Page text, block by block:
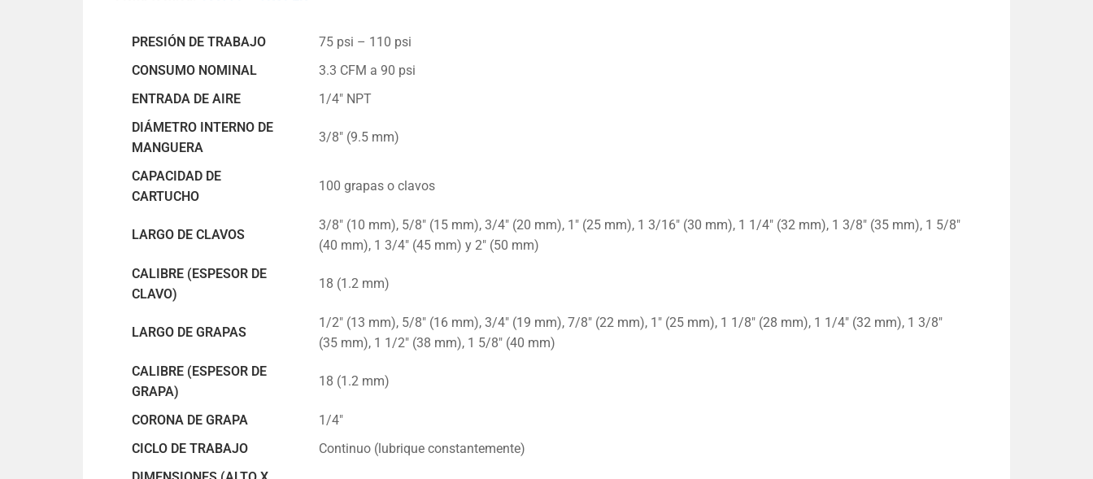
PRESIÓN DE TRABAJO
75 psi – 110 psi
CONSUMO NOMINAL
3.3 CFM a 90 psi
ENTRADA DE AIRE
1/4″ NPT
DIÁMETRO INTERNO DE
MANGUERA
3/8″ (9.5 mm)
CAPACIDAD DE
CARTUCHO
100 grapas o clavos
LARGO DE CLAVOS
3/8″ (10 mm), 5/8″ (15 mm), 3/4″ (20 mm), 1″ (25 mm), 1 3/16″ (30 mm), 1 1/4″ (32 mm), 1 3/8″ (35 mm), 1 5/8″
(40 mm), 1 3/4″ (45 mm) y 2″ (50 mm)
CALIBRE (ESPESOR DE
CLAVO)
18 (1.2 mm)
LARGO DE GRAPAS
1/2″ (13 mm), 5/8″ (16 mm), 3/4″ (19 mm), 7/8″ (22 mm), 1″ (25 mm), 1 1/8″ (28 mm), 1 1/4″ (32 mm), 1 3/8″
(35 mm), 1 1/2″ (38 mm), 1 5/8″ (40 mm)
CALIBRE (ESPESOR DE
GRAPA)
18 (1.2 mm)
CORONA DE GRAPA
1/4″
CICLO DE TRABAJO
Continuo (lubrique constantemente)